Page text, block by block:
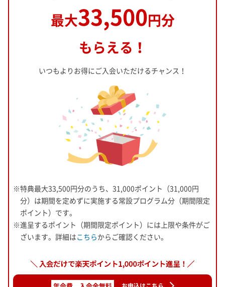
最大33,500円分
もらえる！
いつもよりお得にご入会いただけるチャンス！
※特典最大33,500円分のうち、31,000ポイント（31,000円
分）は期間を定めずに実施する常設プログラム分（期間限定
ポイント）です。
※進呈するポイント（期間限定ポイント）には上限や条件がご
ざいます。詳細はこちらからご確認ください。